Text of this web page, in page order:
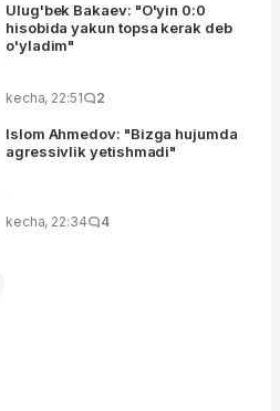
Ulug'bek Bakaev: "O'yin 0:0
hisobida yakun topsa kerak deb
o'yladim"
kecha, 22:51 2
Islom Ahmedov: "Bizga hujumda
agressivlik yetishmadi"
kecha, 22:34 4